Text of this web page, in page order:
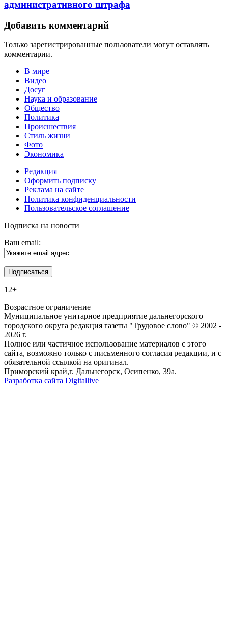
административного штрафа
Добавить комментарий
Только зарегистрированные пользователи могут оставлять
комментарии.
В мире
Видео
Досуг
Наука и образование
Общество
Политика
Происшествия
Стиль жизни
Фото
Экономика
Редакция
Оформить подписку
Реклама на сайте
Политика конфиденциальности
Пользовательское соглашение
Подписка на новости
Ваш email:
12+
Возрастное ограничение
Муниципальное унитарное предприятие дальнегорского
городского округа редакция газеты "Трудовое слово" © 2002 -
2026 г.
Полное или частичное использование материалов с этого
сайта, возможно только с письменного согласия редакции, и с
обязательной ссылкой на оригинал.
Приморский край,г. Дальнегорск, Осипенко, 39а.
Разработка сайта Digitallive